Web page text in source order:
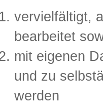
vervielfältigt,
bearbeitet
mit eigenen
und zu
werden